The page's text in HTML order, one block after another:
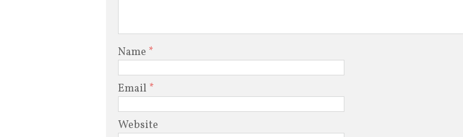
Name *
Email *
Website